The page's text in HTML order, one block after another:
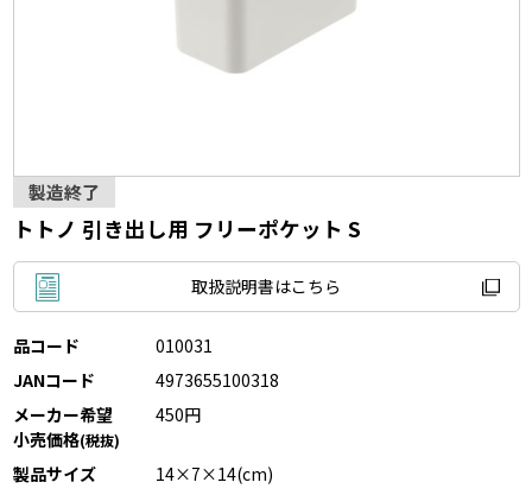
製造終了
トトノ 引き出し用 フリーポケット S
取扱説明書はこちら
品コード
010031
JANコード
4973655100318
メーカー希望
小売価格(税抜)
450円
製品サイズ
14×7×14(cm)